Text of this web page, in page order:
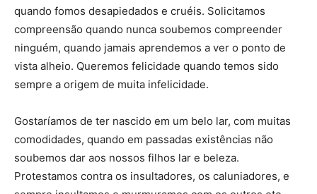
quando fomos desapiedados e cruéis. Solicitamos
compreensão quando nunca soubemos compreender
ninguém, quando jamais aprendemos a ver o ponto de
vista alheio. Queremos felicidade quando temos sido
sempre a origem de muita infelicidade.
Gostaríamos de ter nascido em um belo lar, com muitas
comodidades, quando em passadas existências não
soubemos dar aos nossos filhos lar e beleza.
Protestamos contra os insultadores, os caluniadores, e